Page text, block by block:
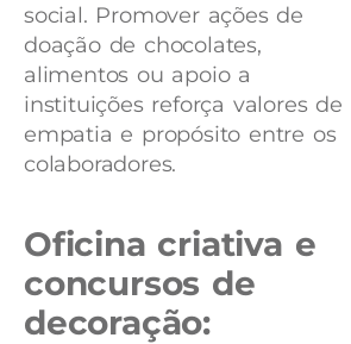
social. Promover ações de
doação de chocolates,
alimentos ou apoio a
instituições reforça valores de
empatia e propósito entre os
colaboradores.
Oficina criativa e
concursos de
decoração: